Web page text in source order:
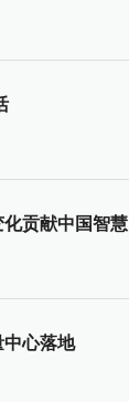
贡献中国智慧
中心落地